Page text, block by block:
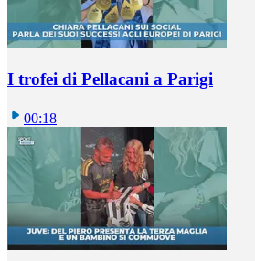
I trofei di Pellacani a Parigi
00:18